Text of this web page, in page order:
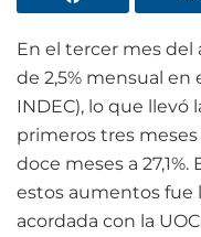
En el tercer mes
de 2,5% mensual en
INDEC), lo que llevó
primeros tres meses
doce meses a
estos aumentos fue
acordada con la